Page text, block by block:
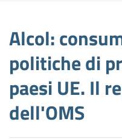
Alcol:
politiche di
paesi UE. Il
dell'OMS